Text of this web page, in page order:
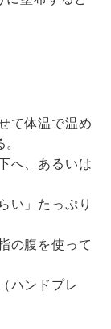
て体温で温め
へ、あるいは
い」たっぷり
の腹を使って
ハンドプレ